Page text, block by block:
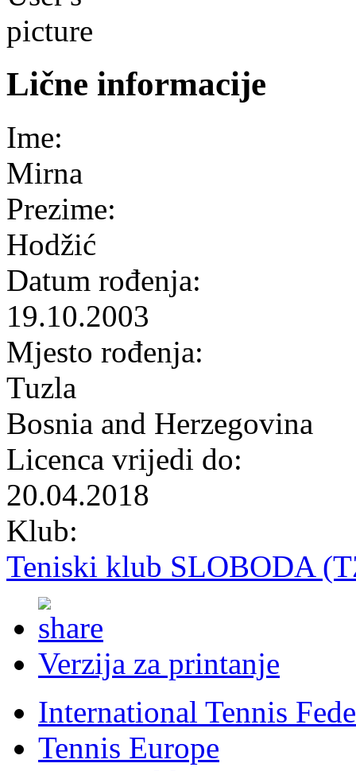
Lične informacije
Ime:
Mirna
Prezime:
Hodžić
Datum rođenja:
19.10.2003
Mjesto rođenja:
Tuzla
Bosnia and Herzegovina
Licenca vrijedi do:
20.04.2018
Klub:
Teniski klub SLOBODA
Verzija za printanje
International Tennis
Tennis Europe